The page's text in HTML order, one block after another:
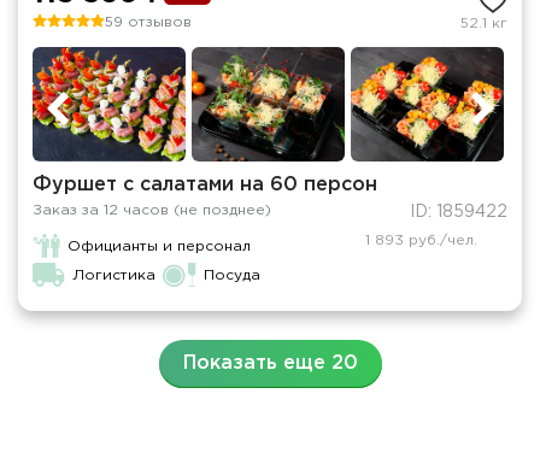
59 отзывов 52.1 кг
Фуршет с салатами на 60 персон
Заказ за 12 часов (не позднее) ID: 1859422
Официанты и персонал
Логистика Посуда
1 893 руб./чел.
Показать еще 20